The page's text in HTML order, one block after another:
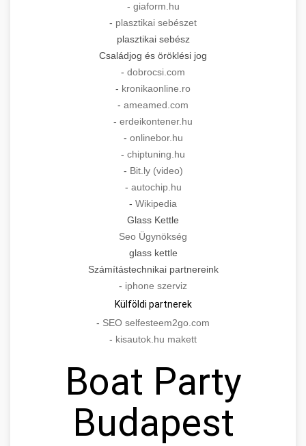
- giaform.hu
- plasztikai sebészet
plasztikai sebész
Családjog és öröklési jog
- dobrocsi.com
- kronikaonline.ro
- ameamed.com
- erdeikontener.hu
- onlinebor.hu
- chiptuning.hu
- Bit.ly (video)
- autochip.hu
- Wikipedia
Glass Kettle
Seo Ügynökség
glass kettle
Számítástechnikai partnereink
- iphone szerviz
Külföldi partnerek
- SEO selfesteem2go.com
- kisautok.hu makett
Boat Party
Budapest